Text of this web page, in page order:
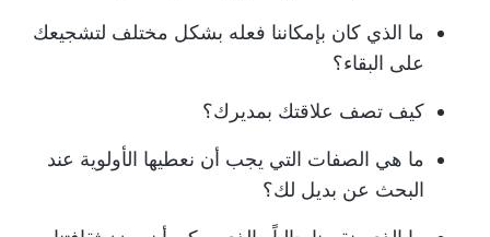
ما الذي كان بإمكاننا فعله بشكل مختلف لتشجيعك
على البقاء؟
كيف تصف علاقتك بمديرك؟
ما هي الصفات التي يجب أن نعطيها الأولوية عند
البحث عن بديل لك؟